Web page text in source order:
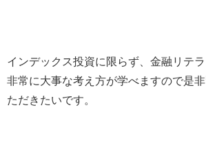
インデックス投資に限らず、金融リテ
非常に大事な考え方が学べますので是
ただきたいです。